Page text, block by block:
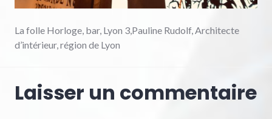
La folle Horloge, bar, Lyon 3,Pauline Rudolf, Architecte
d’intérieur, région de Lyon
Laisser un commentaire